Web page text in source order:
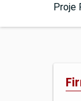
Proje